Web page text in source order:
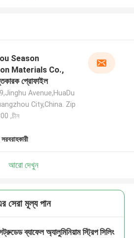
Season
Materials Co.,
প্রোফাইল
Avenue,HuaDu
City,China. Zip
,চীন
আরো দেখুন
সেরা মূল্য পান
ব্যাফেল অ্যালুমিনিয়াম স্ট্রিপ সিলিং